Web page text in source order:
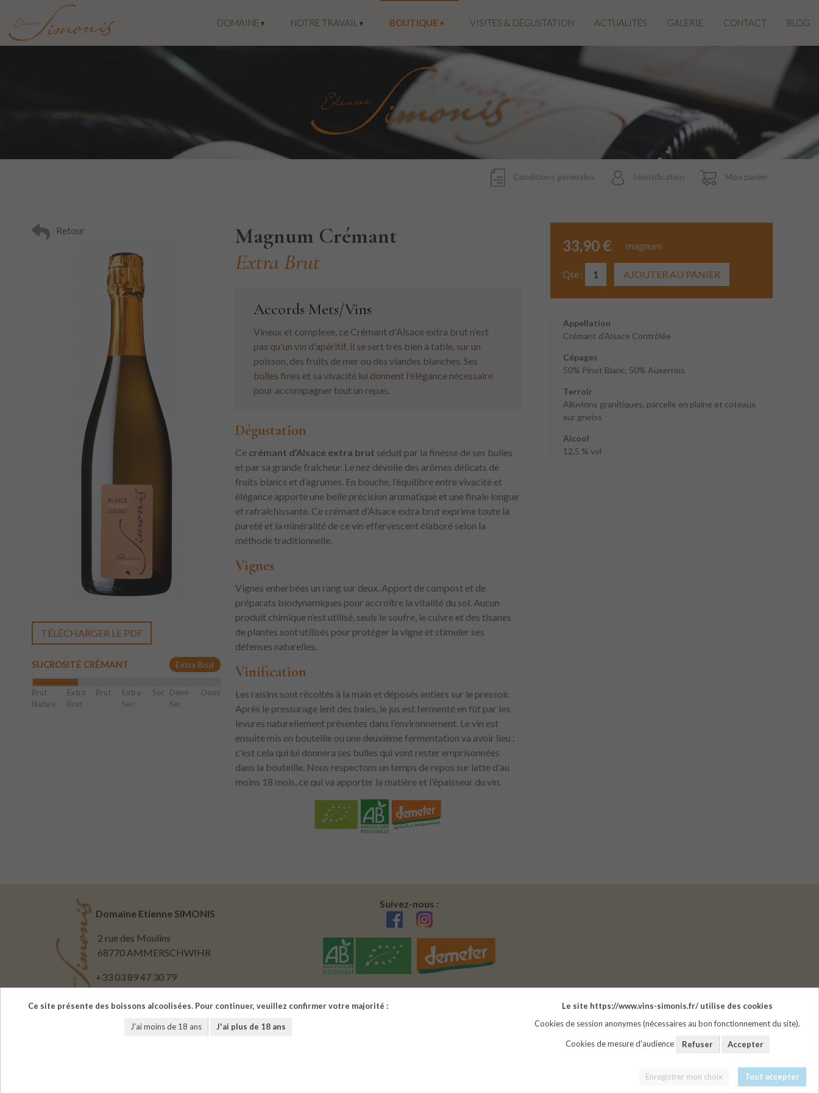
DOMAINE NOTRE TRAVAIL BOUTIQUE VISITES & DÉGUSTATION ACTUALITÉS GALERIE CONTACT BLOG
Conditions générales Identification Mon panier
Retour
TÉLÉCHARGER LE PDF
Extra Brut
SUCROSITÉ CRÉMANT
Brut
Nature
Extra
Brut
Brut
Extra-
Sec
Sec
Demi-
Sec
Doux
Magnum Crémant
Extra Brut
Accords Mets/Vins
Vineux et complexe, ce Crémant d'Alsace extra brut n'est
pas qu'un vin d'apéritif, il se sert très bien à table, sur un
poisson, des fruits de mer ou des viandes blanches. Ses
bulles fines et sa vivacité lui donnent l'élégance nécessaire
pour accompagner tout un repas.
Dégustation
Ce crémant d’Alsace extra brut séduit par la finesse de ses bulles
et par sa grande fraîcheur. Le nez dévoile des arômes délicats de
fruits blancs et d’agrumes. En bouche, l’équilibre entre vivacité et
élégance apporte une belle précision aromatique et une finale longue
et rafraîchissante. Ce crémant d’Alsace extra brut exprime toute la
pureté et la minéralité de ce vin effervescent élaboré selon la
méthode traditionnelle.
Vignes
Vignes enherbées un rang sur deux. Apport de compost et de
préparats biodynamiques pour accroître la vitalité du sol. Aucun
produit chimique n’est utilisé, seuls le soufre, le cuivre et des tisanes
de plantes sont utilisés pour protéger la vigne et stimuler ses
défenses naturelles.
Vinification
Les raisins sont récoltés à la main et déposés entiers sur le pressoir.
Après le pressurage lent des baies, le jus est fermenté en fût par les
levures naturellement présentes dans l’environnement. Le vin est
ensuite mis en bouteille où une deuxième fermentation va avoir lieu :
c'est cela qui lui donnera ses bulles qui vont rester emprisonnées
dans la bouteille. Nous respectons un temps de repos sur latte d'au
moins 18 mois, ce qui va apporter la matière et l'épaisseur du vin.
33,90 € magnum
Qté :
Appellation
Crémant d’Alsace Contrôlée
Cépages
50% Pinot Blanc, 50% Auxerrois
Terroir
Alluvions granitiques, parcelle en plaine et coteaux
sur gneiss
Alcool
12,5 % vol
Domaine Etienne SIMONIS
2 rue des Moulins
68770 AMMERSCHWIHR
+33 03 89 47 30 79
cave@vins-simonis.fr
Suivez-nous :
Mentions légales
Ce site présente des boissons alcoolisées. Pour continuer, veuillez confirmer votre majorité :
J'ai moins de 18 ans J'ai plus de 18 ans
Le site https://www.vins-simonis.fr/ utilise des cookies
Cookies de session anonymes (nécessaires au bon fonctionnement du site).
Cookies de mesure d'audience Refuser Accepter
Enregistrer mon choix Tout accepter